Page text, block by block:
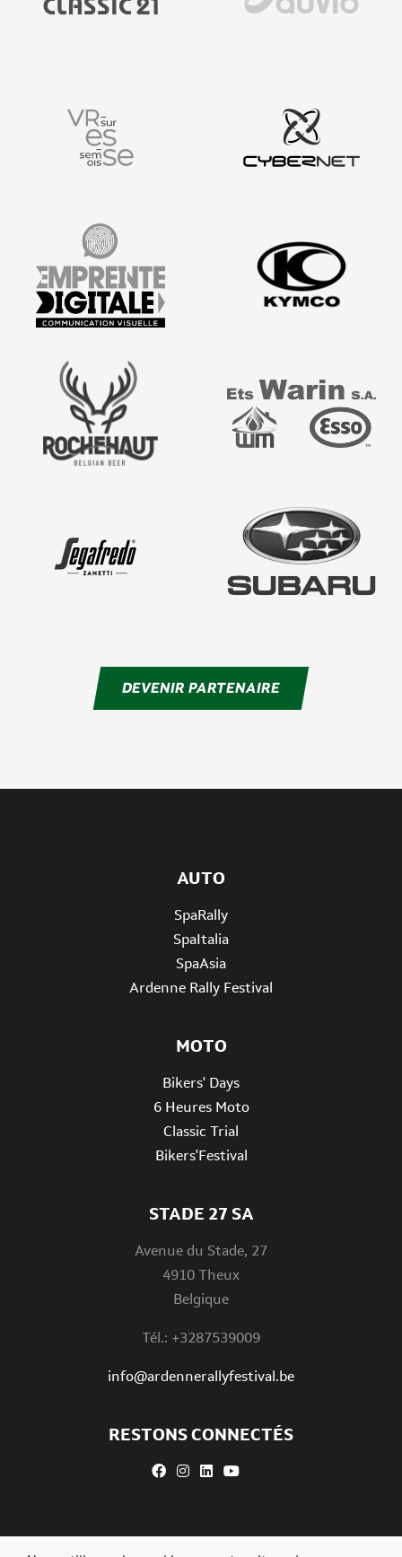
DEVENIR PARTENAIRE
STADE 27 SA
Avenue du Stade, 27
4910 Theux
Belgique
Tél.: +3287539009
info@ardennerallyfestival.be
AUTO
SpaRally
SpaItalia
SpaAsia
Ardenne Rally Festival
MOTO
Bikers' Days
6 Heures Moto
Classic Trial
Bikers'Festival
RESTONS CONNECTÉS